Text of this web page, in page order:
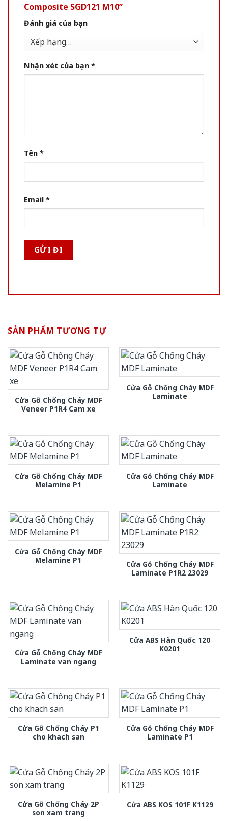
Composite SGD121 M10”
Đánh giá của bạn
Nhận xét của bạn *
Tên *
Email *
SẢN PHẨM TƯƠNG TỰ
Cửa Gỗ Chống Cháy MDF
Veneer P1R4 Cam xe
Cửa Gỗ Chống Cháy MDF
Laminate
Cửa Gỗ Chống Cháy MDF
Melamine P1
Cửa Gỗ Chống Cháy MDF
Laminate
Cửa Gỗ Chống Cháy MDF
Melamine P1
Cửa Gỗ Chống Cháy MDF
Laminate P1R2 23029
Cửa Gỗ Chống Cháy MDF
Laminate van ngang
Cửa ABS Hàn Quốc 120
K0201
Cửa Gỗ Chống Cháy P1
cho khach san
Cửa Gỗ Chống Cháy MDF
Laminate P1
Cửa Gỗ Chống Cháy 2P
son xam trang
Cửa ABS KOS 101F K1129